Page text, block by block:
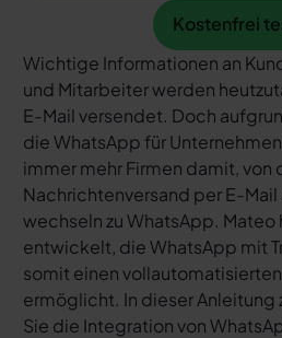
Kostenfrei
Kostenfrei
Wichtige Informationen an
und Mitarbeiter werden
E-Mail versendet. Doch
die WhatsApp für
immer mehr Firmen damit,
Nachrichtenversand per E-Mail
wechseln zu WhatsApp. Mateo
entwickelt, die WhatsApp mit
somit einen
ermöglicht. In dieser Anleitung
Sie die Integration von